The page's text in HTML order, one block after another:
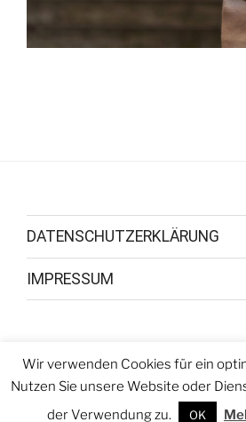
DATENSCHUTZERKLÄRUNG
IMPRESSUM
Facebook Youtube Instagram
Wir verwenden Cookies für ein
Nutzen Sie unsere Website oder
der Verwendung zu.
OK